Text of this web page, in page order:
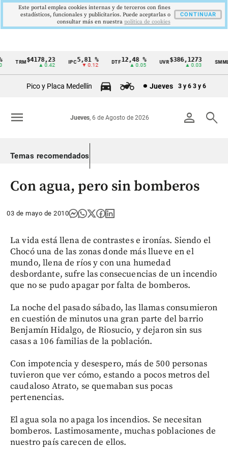
Cintillo
Colombia
TRM$4178,23
▲ 0.42
IPC5,81 %
▼ 0.12
DTF12,48 %
▲ 0.05
UVR$386,1273
▲ 0.03
SMMLV
Pico y Placa Medellín Jueves 3 y 6 3 y 6
person search
Jueves, 6 de Agosto de 2026
menu
Temas recomendados
Con agua, pero sin bomberos
03 de mayo de 2010
La vida está llena de contrastes e ironías. Siendo el
Chocó una de las zonas donde más llueve en el
mundo, llena de ríos y con una humedad
desbordante, sufre las consecuencias de un incendio
que no se pudo apagar por falta de bomberos.
La noche del pasado sábado, las llamas consumieron
en cuestión de minutos una gran parte del barrio
Benjamín Hidalgo, de Riosucio, y dejaron sin sus
casas a 106 familias de la población.
Con impotencia y desespero, más de 500 personas
tuvieron que ver cómo, estando a pocos metros del
caudaloso Atrato, se quemaban sus pocas
pertenencias.
El agua sola no apaga los incendios. Se necesitan
bomberos. Lastimosamente, muchas poblaciones de
nuestro país carecen de ellos.
Este portal emplea cookies internas y de terceros con fines
estadísticos, funcionales y publicitarios. Puede aceptarlas o
consultar más en nuestra politica de cookies
CONTINUAR